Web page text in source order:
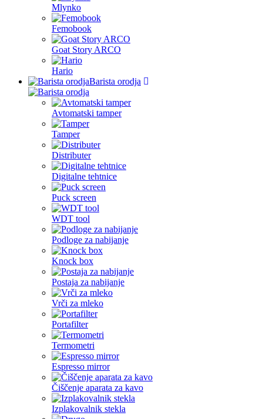
Mlynko
Femobook
Goat Story ARCO
Hario
Barista orodja
Avtomatski tamper
Tamper
Distributer
Digitalne tehtnice
Puck screen
WDT tool
Podloge za nabijanje
Knock box
Postaja za nabijanje
Vrči za mleko
Portafilter
Termometri
Espresso mirror
Čiščenje aparata za kavo
Izplakovalnik stekla